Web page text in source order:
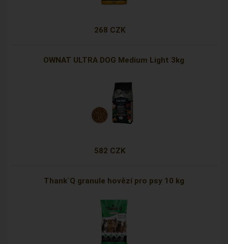
268 CZK
OWNAT ULTRA DOG Medium Light 3kg
582 CZK
Thank´Q granule hovězí pro psy 10 kg